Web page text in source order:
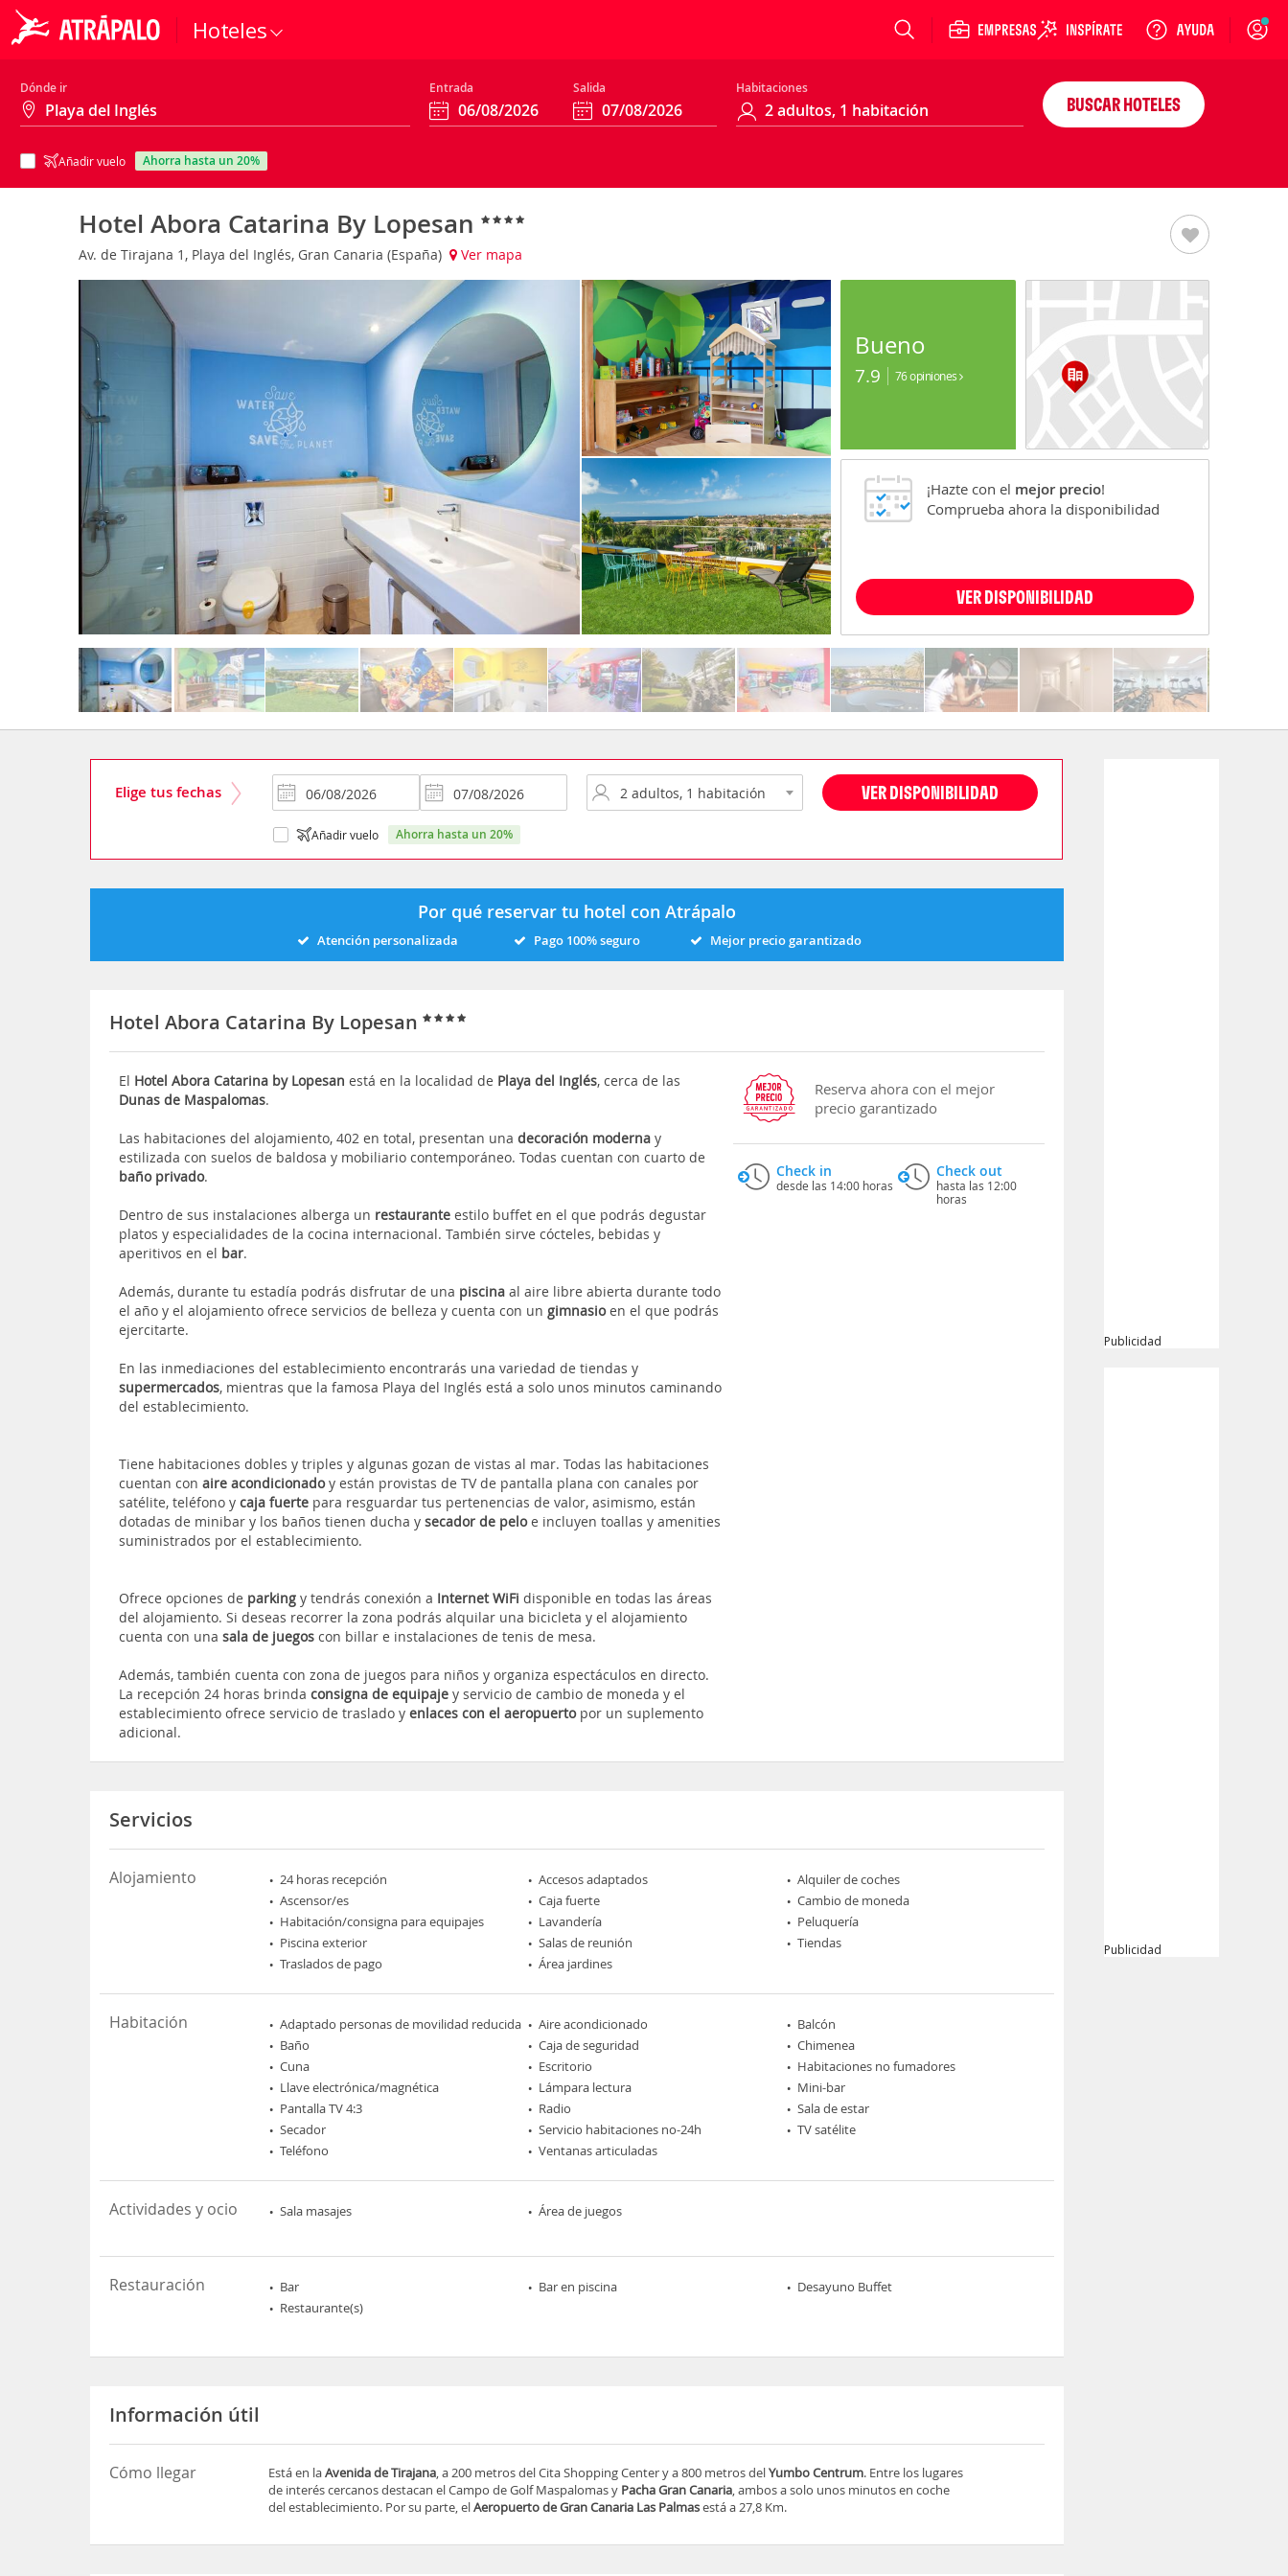
Hoteles Login
Dónde ir Entrada Salida Habitaciones
Añadir vuelo ahorra hasta un 20%
BUSCAR HOTELES
Hotel Abora Catarina By Lopesan
Av. de Tirajana 1, Playa del Inglés, Gran Canaria (España) Ver mapa
Bueno
7.9 76 opiniones
¡Hazte con el mejor precio!
Comprueba ahora la disponibilidad
VER DISPONIBILIDAD
Elige tus fechas VER DISPONIBILIDAD
Añadir vuelo ahorra hasta un 20%
Por qué reservar tu hotel con Atrápalo
Atención personalizada Pago 100% seguro Mejor precio garantizado
Hotel Abora Catarina By Lopesan
El Hotel Abora Catarina by Lopesan está en la localidad de Playa del Inglés, cerca de las
Dunas de Maspalomas.
Las habitaciones del alojamiento, 402 en total, presentan unadecoración moderna y
estilizada con suelos de baldosa y mobiliario contemporáneo. Todas cuentan con cuarto de
baño privado.
Dentro de sus instalaciones alberga un restaurante estilo buffet en el que podrás degustar
platos y especialidades de la cocina internacional. También sirve cócteles, bebidas y
aperitivos en el bar.
Además, durante tu estadía podrás disfrutar de una piscina al aire libre abierta durante todo
el año y el alojamiento ofrece servicios de belleza y cuenta con un gimnasioen el que podrás
ejercitarte.
En las inmediaciones del establecimiento encontrarás una variedad de tiendas y
supermercados, mientras que la famosa Playa del Inglés está a solo unos minutos caminando
del establecimiento.
Tiene habitaciones dobles y triples y algunas gozan de vistas al mar. Todas las habitaciones
cuentan con aire acondicionadoy están provistas de TV de pantalla plana con canales por
satélite, teléfono y caja fuerte para resguardar tus pertenencias de valor, asimismo, están
dotadas de minibar y los baños tienen ducha ysecador de peloe incluyen toallas y amenities
suministrados por el establecimiento.
Ofrece opciones de parking y tendrás conexión a Internet WiFidisponible en todas las áreas
del alojamiento. Si deseas recorrer la zona podrás alquilar una bicicleta y el alojamiento
cuenta con una sala de juegos con billar e instalaciones de tenis de mesa.
Además, también cuenta con zona de juegos para niños y organiza espectáculos en directo.
La recepción 24 horas brindaconsigna de equipaje y servicio de cambio de moneda y el
establecimiento ofrece servicio de traslado y enlaces con el aeropuertopor un suplemento
adicional.
Reserva ahora con el mejor
precio garantizado
Check in
desde las 14:00 horas
Check out
hasta las 12:00
horas
Servicios
Alojamiento 24 horas recepción Accesos adaptados
Alquiler de coches
Ascensor/es
Caja fuerte
Cambio de moneda
Habitación/consigna para equipajes
Lavandería
Peluquería
Piscina exterior
Salas de reunión
Tiendas
Traslados de pago
Área jardines
Habitación Adaptado personas de movilidad reducida Aire acondicionado
Balcón
Baño
Caja de seguridad
Chimenea
Cuna
Escritorio
Habitaciones no fumadores
Llave electrónica/magnética
Lámpara lectura
Mini-bar
Pantalla TV 4:3
Radio
Sala de estar
Secador
Servicio habitaciones no-24h
TV satélite
Teléfono
Ventanas articuladas
Actividades y ocio Sala masajes Área de juegos
Restauración Bar Bar en piscina
Desayuno Buffet
Restaurante(s)
Información útil
Cómo llegar Está en laAvenida de Tirajana, a 200 metros del Cita Shopping Center y a 800 metros delYumbo Centrum. Entre los lugares
de interés cercanos destacan el Campo de Golf Maspalomas y Pacha Gran Canaria, ambos a solo unos minutos en coche
del establecimiento. Por su parte, elAeropuerto de Gran Canaria Las Palmasestá a 27,8 Km.
Publicidad
Publicidad